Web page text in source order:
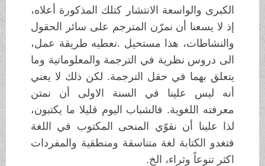
الكبرى والواسعة الانتشار كتلك المذكورة
أعلاه،
إذ لا يسعنا أن
نمرّن المترجم على سائر الحقول
والنشاطات، هذا مستحيل. نعطيه طريقة عمل،
الى دروس نظرية في الترجمة والمعلوماتية وما
يتعلق بهما في حقل الترجمة. لكن ذلك لا يعني
أنه ليس علينا في السنة الاولى أن نمتن
معرفته اللغوية. فالشباب اليوم قليلا ما يكتبون،
لذا علينا أن نقوّي المنحى المكتوب في اللغة
فتغدو الكتابة لغة متناسقة ومنطقية والمفردات
اكثر تنوعاً وثراء، الخ .